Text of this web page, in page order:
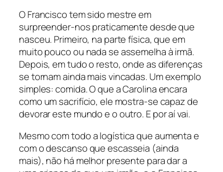
O Francisco tem sido mestre em
surpreender-nos praticamente desde que
nasceu. Primeiro, na parte física, que em
muito pouco ou nada se assemelha à irmã.
Depois, em tudo o resto, onde as diferenças
se tornam ainda mais vincadas. Um exemplo
simples: comida. O que a Carolina encara
como um sacrifício, ele mostra-se capaz de
devorar este mundo e o outro. E por aí vai.
Mesmo com todo a logística que aumenta e
com o descanso que escasseia (ainda
mais), não há melhor presente para dar a